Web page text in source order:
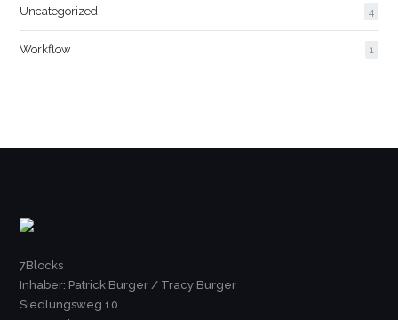
Uncategorized 4
Workflow 1
7Blocks
Inhaber: Patrick Burger / Tracy Burger
Siedlungsweg 10